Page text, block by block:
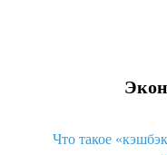
Что такое